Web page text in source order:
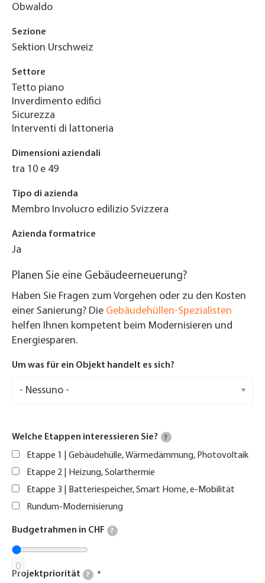
Obwaldo
Sezione
Sektion Urschweiz
Settore
Tetto piano
Inverdimento edifici
Sicurezza
Interventi di lattoneria
Dimensioni aziendali
tra 10 e 49
Tipo di azienda
Membro Involucro edilizio Svizzera
Azienda formatrice
Ja
Planen Sie eine Gebäudeerneuerung?
Haben Sie Fragen zum Vorgehen oder zu den Kosten
einer Sanierung? Die Gebäudehüllen-Spezialisten
helfen Ihnen kompetent beim Modernisieren und
Energiesparen.
Um was für ein Objekt handelt es sich?
Welche Etappen interessieren Sie? ?
Etappe 1 | Gebäudehülle, Wärmedämmung, Photovoltaik
Etappe 2 | Heizung, Solarthermie
Etappe 3 | Batteriespeicher, Smart Home, e-Mobilität
Rundum-Modernisierung
Budgetrahmen in CHF ?
0
Projektpriorität ?